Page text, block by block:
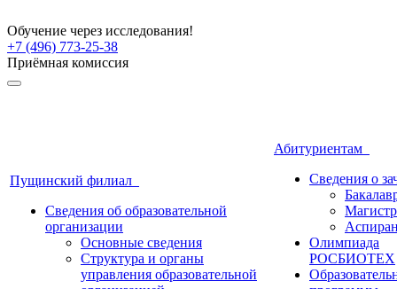
Обучение через исследования!
+7 (496) 773-25-38
Приёмная комиссия
Пущинский филиал
Сведения об образовательной
организации
Основные сведения
Структура и органы
управления образовательной
Абитуриентам
Сведения о
Олимпиада
РОСБИОТЕХ